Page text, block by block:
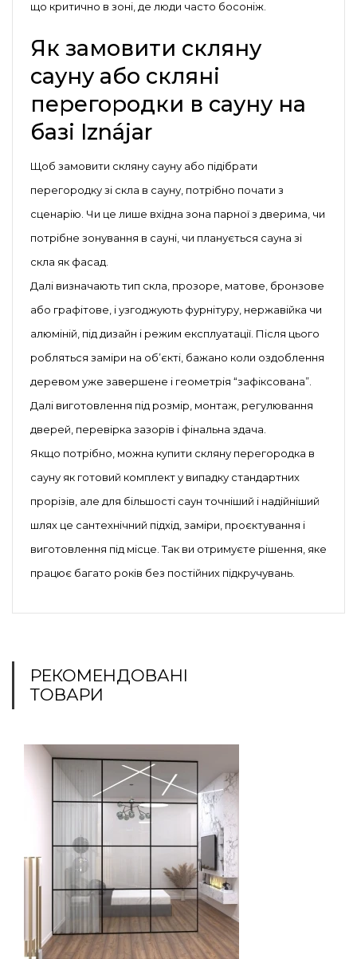
що критично в зоні, де люди часто босоніж.
Як замовити скляну
сауну або скляні
перегородки в сауну на
базі Iznájar
Щоб замовити скляну сауну або підібрати
перегородку зі скла в сауну, потрібно почати з
сценарію. Чи це лише вхідна зона парної з дверима, чи
потрібне зонування в сауні, чи планується сауна зі
скла як фасад.
Далі визначають тип скла, прозоре, матове, бронзове
або графітове, і узгоджують фурнітуру, нержавійка чи
алюміній, під дизайн і режим експлуатації. Після цього
робляться заміри на об’єкті, бажано коли оздоблення
деревом уже завершене і геометрія “зафіксована”.
Далі виготовлення під розмір, монтаж, регулювання
дверей, перевірка зазорів і фінальна здача.
Якщо потрібно, можна купити скляну перегородка в
сауну як готовий комплект у випадку стандартних
прорізів, але для більшості саун точніший і надійніший
шлях це сантехнічний підхід, заміри, проєктування і
виготовлення під місце. Так ви отримуєте рішення, яке
працює багато років без постійних підкручувань.
РЕКОМЕНДОВАНІ
ТОВАРИ